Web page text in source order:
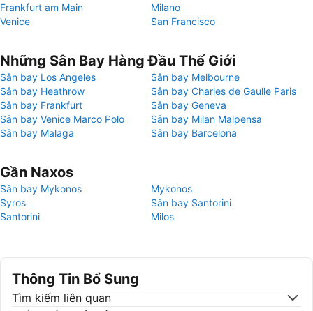
Frankfurt am Main
Milano
Venice
San Francisco
Những Sân Bay Hàng Đầu Thế Giới
Sân bay Los Angeles
Sân bay Melbourne
Sân bay Heathrow
Sân bay Charles de Gaulle Paris
Sân bay Frankfurt
Sân bay Geneva
Sân bay Venice Marco Polo
Sân bay Milan Malpensa
Sân bay Malaga
Sân bay Barcelona
Gần Naxos
Sân bay Mykonos
Mykonos
Syros
Sân bay Santorini
Santorini
Milos
Thông Tin Bổ Sung
Tìm kiếm liên quan